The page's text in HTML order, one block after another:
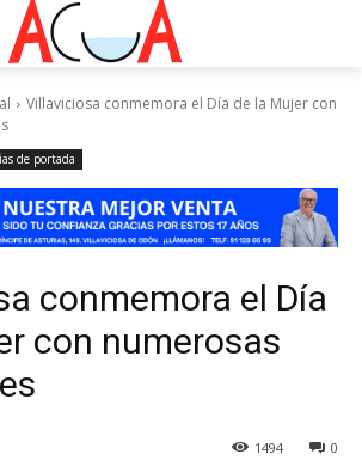
Villaviciosa conmemora el Día de la Mujer con
de portada
conmemora el Día
con numerosas
0
1494